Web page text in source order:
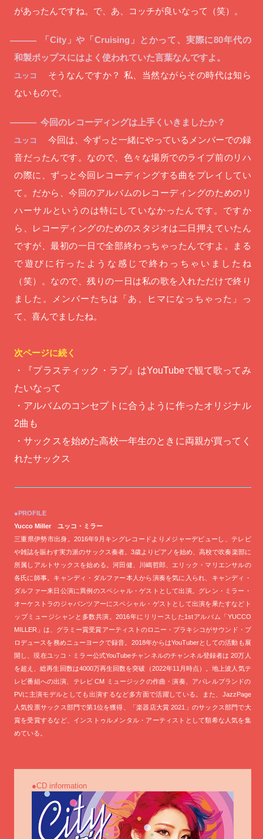
があったんですね。で、あ、コッチが良いなって（笑）。
―
「City」や「Cruising」とかって、実際に80年代の
和製ポップスにはよく使われていた言葉なんですよ。
ユッコ
そうなんですか？ 私、当然ながらその時代は知ら
ないもので。
― 今回のレコーディングは上手くいきましたか？
ユッコ
今回は、今ずっと一緒にやっているメンバーでの録
音だったんです。なので、色々な場所でのライブ前のリハ
の際に、ずっと今回レコーディングする曲をプレイしてい
て。だから、今回のアルバムのレコーディングのためのリ
ハーサルというのは特にしていなかったんです。ですか
ら、レコーディングのためのスタジオは二日押えていたん
ですが、最初の一日で全部終わっちゃったんですよ。まる
で遊びに行ったような感じで終わっちゃいましたね
（笑）。なので、残りの一日は私の歌を入れただけで終り
ました。メンバーたちは「あ、ヒマになっちゃった」っ
て、喜んでましたね。
次ページに続く
・『プラスティック・ラブ』はYouTubeで観て歌ってみ
たいなって
・アルバムのコンセプトに合うように作ったオリジナル
2曲も
・サックスを始めた高校一年生のときに両親が買ってく
れたサックス
●PROFILE
Yucco Miller ユッコ・ミラー
三重県伊勢市出身。2016年9月キングレコードよりメジャーデビューし、テレビ
や雑誌を賑わす実力派のサックス奏者。3歳よりピアノを始め、高校で吹奏楽部に
所属しアルトサックスを始める。河田健、川嶋哲郎、エリック・マリエンサルの
各氏に師事。キャンディ・ダルファー本人から演奏を気に入られ、キャンディ・
ダルファー来日公演に異例のスペシャル・ゲストとして出演。グレン・ミラー・
オーケストラのジャパンツアーにスペシャル・ゲストとして出演を果たすなどト
ップミュージシャンと多数共演。2016年にリリースした1stアルバム「YUCCO
MILLER」は、グラミー賞受賞アーティストのロニー・プラキシコがサウンド・プ
ロデュースを務めニューヨークで録音。2018年からはYouTuberとしての活動も展
開し、現在ユッコ・ミラー公式YouTubeチャンネルのチャンネル登録者は 20万人
を超え、総再生回数は4000万再生回数を突破（2022年11月時点）。地上波人気テ
レビ番組への出演、テレビ CM ミュージックの作曲・演奏、アパレルブランドの
PVに主演モデルとしても出演するなど多方面で活躍している。また、JazzPage
人気投票サックス部門で第1位を獲得、「楽器店大賞 2021」のサックス部門で大
賞を受賞するなど、インストゥルメンタル・アーティストとして類希な人気を集
めている。
●CD information